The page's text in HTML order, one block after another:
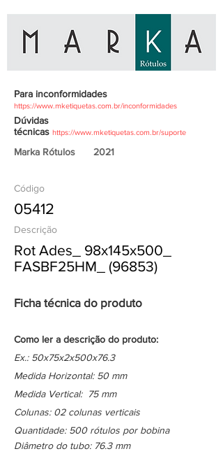
Para inconformidades
https://www.mketiquetas.com.br/inconformidades
Dúvidas
técnicas https://www.mketiquetas.com.br/suporte
Marka Rótulos 2021
Código
05412
Descrição
Rot Ades_ 98x145x500_
FASBF25HM_ (96853)
Ficha técnica do produto
Como ler a descrição do produto:
Ex.: 50x75x2x500x76.3
Medida Horizontal: 50 mm
Medida Vertical: 75 mm
Colunas: 02 colunas verticais
Quantidade: 500 rótulos por bobina
Diâmetro do tubo: 76.3 mm